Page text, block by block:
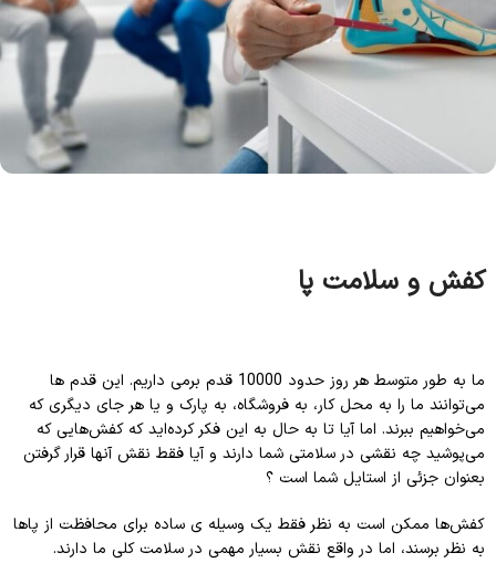
کفش و سلامت پا
ما به طور متوسط ​​هر روز حدود 10000 قدم برمی داریم. این قدم ها
می‌توانند ما را به محل کار، به فروشگاه، به پارک و یا هر جای دیگری که
می‌خواهیم ببرند. اما آیا تا به حال به این فکر کرده‌اید که کفش‌هایی که
می‌پوشید چه نقشی در سلامتی شما دارند و آیا فقط نقش آنها قرار گرفتن
بعنوان جزئی از استایل شما است ؟
کفش‌ها ممکن است به نظر فقط یک وسیله ی ساده برای محافظت از پاها
به نظر برسند، اما در واقع نقش بسیار مهمی در سلامت کلی ما دارند.